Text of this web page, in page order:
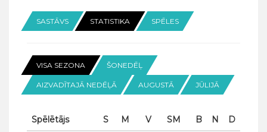
SASTĀVS STATISTIKA SPĒLES
VISA SEZONA ŠONEDĒĻ
AIZVADĪTAJĀ NEDĒĻĀ AUGUSTĀ JŪLIJĀ
Spēlētājs S M V SM B N D